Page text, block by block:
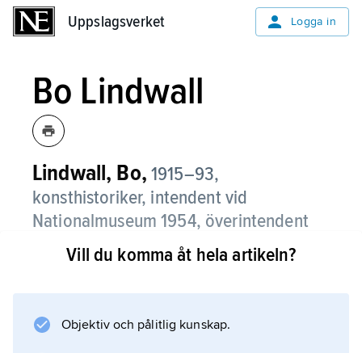
Uppslagsverket Logga in
Bo Lindwall
Lindwall, Bo, 1915–93,
konsthistoriker, intendent vid
Nationalmuseum 1954, överintendent
vid Prins Eugens Waldemarsudde 1970–
Dagbladet och var redaktör för Konstrevy
Vill du komma åt hela artikeln?
Objektiv och pålitlig kunskap.